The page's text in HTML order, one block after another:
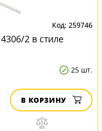
259746
2 в стиле
25 шт.
В КОРЗИНУ